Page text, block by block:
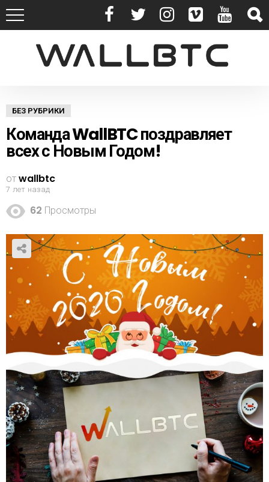
БЕЗ РУБРИКИ
Команда WallBTC поздравляет
всех с Новым Годом!
отwallbtc
7 лет назад
62 Просмотры